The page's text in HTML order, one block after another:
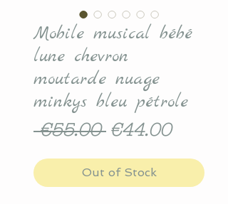
Mobile musical bébé
lune chevron
moutarde nuage
minkys bleu pétrole
€55.00 Regular
€44.00Sale
Out of Stock